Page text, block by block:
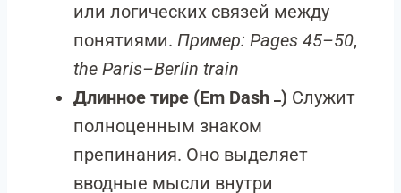
или логических связей между
понятиями. Пример: Pages 45–50,
the Paris–Berlin train
Длинное тире (Em Dash —) Служит
полноценным знаком
препинания. Оно выделяет
вводные мысли внутри